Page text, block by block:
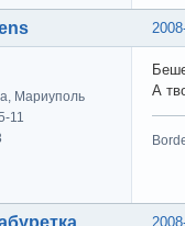
Мариуполь
11
А